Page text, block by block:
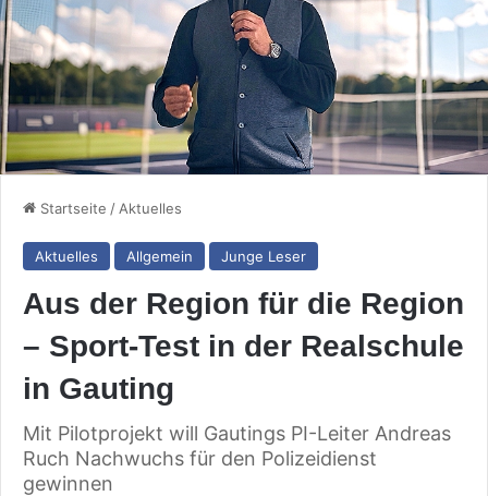
Startseite / Aktuelles
Aktuelles Allgemein Junge Leser
Aus der Region für die Region
– Sport-Test in der Realschule
in Gauting
Mit Pilotprojekt will Gautings PI-Leiter Andreas
Ruch Nachwuchs für den Polizeidienst
gewinnen